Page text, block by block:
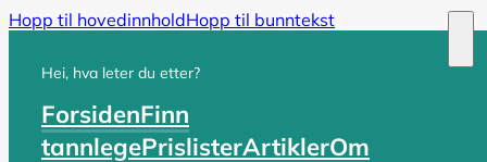
Hopp til hovedinnholdHopp til bunntekst
Hei, hva leter du etter?
ForsidenFinn
tannlegePrislisterArtiklerOm